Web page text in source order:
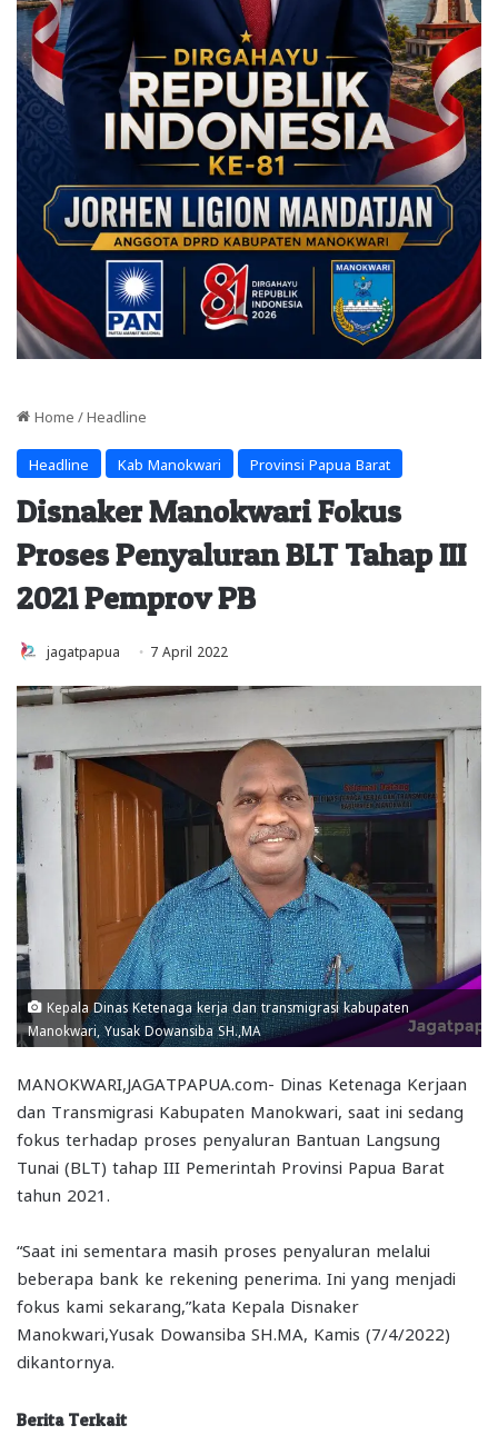
Home / Headline
Headline Kab Manokwari Provinsi Papua Barat
Disnaker Manokwari Fokus
Proses Penyaluran BLT Tahap III
2021 Pemprov PB
jagatpapua 7 April 2022
Kepala Dinas Ketenaga kerja dan transmigrasi kabupaten
Manokwari, Yusak Dowansiba SH.,MA
MANOKWARI,JAGATPAPUA.com- Dinas Ketenaga Kerjaan
dan Transmigrasi Kabupaten Manokwari, saat ini sedang
fokus terhadap proses penyaluran Bantuan Langsung
Tunai (BLT) tahap III Pemerintah Provinsi Papua Barat
tahun 2021.
“Saat ini sementara masih proses penyaluran melalui
beberapa bank ke rekening penerima. Ini yang menjadi
fokus kami sekarang,”kata Kepala Disnaker
Manokwari,Yusak Dowansiba SH.MA, Kamis (7/4/2022)
dikantornya.
Berita Terkait